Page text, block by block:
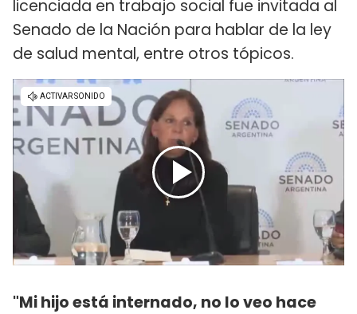
licenciada en trabajo social fue invitada al
Senado de la Nación para hablar de la ley
de salud mental, entre otros tópicos.
"Mi hijo está internado, no lo veo hace